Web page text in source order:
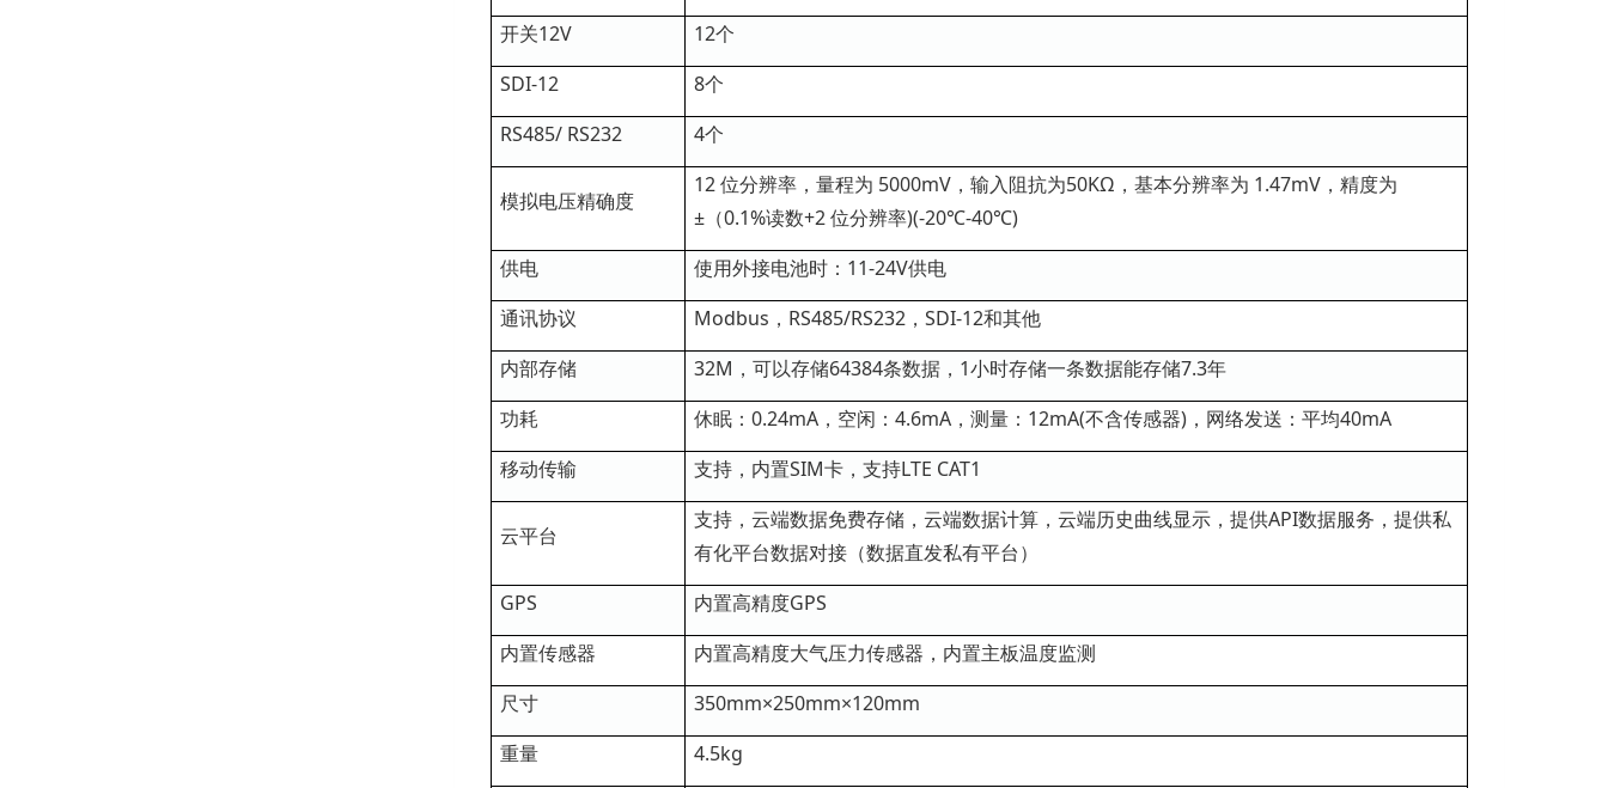
开关12V
12个
SDI-12
8个
RS485/ RS232
4个
模拟电压精确度
12 位分辨率，量程为 5000mV，输入阻抗为50KΩ，基本分辨率为 1.47mV，精度为
±（0.1%读数+2 位分辨率)(-20℃-40℃)
供电
使用外接电池时：11-24V供电
通讯协议
Modbus，RS485/RS232，SDI-12和其他
内部存储
32M，可以存储64384条数据，1小时存储一条数据能存储7.3年
功耗
休眠：0.24mA，空闲：4.6mA，测量：12mA(不含传感器)，网络发送：平均40mA
移动传输
支持，内置SIM卡，支持LTE CAT1
云平台
支持，云端数据免费存储，云端数据计算，云端历史曲线显示，提供API数据服务，提供私
有化平台数据对接（数据直发私有平台）
GPS
内置高精度GPS
内置传感器
内置高精度大气压力传感器，内置主板温度监测
尺寸
350mm×250mm×120mm
重量
4.5kg